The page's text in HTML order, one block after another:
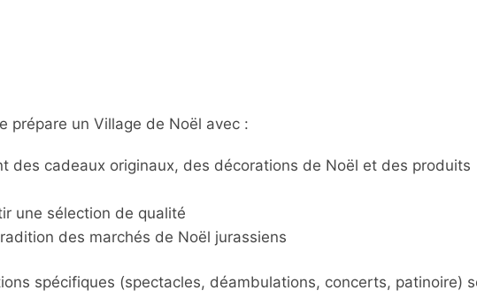
prépare un Village de Noël avec :
des cadeaux originaux, des décorations de Noël et des produits
une sélection de qualité
des marchés de Noël jurassiens
spécifiques (spectacles, déambulations, concerts, patinoire)